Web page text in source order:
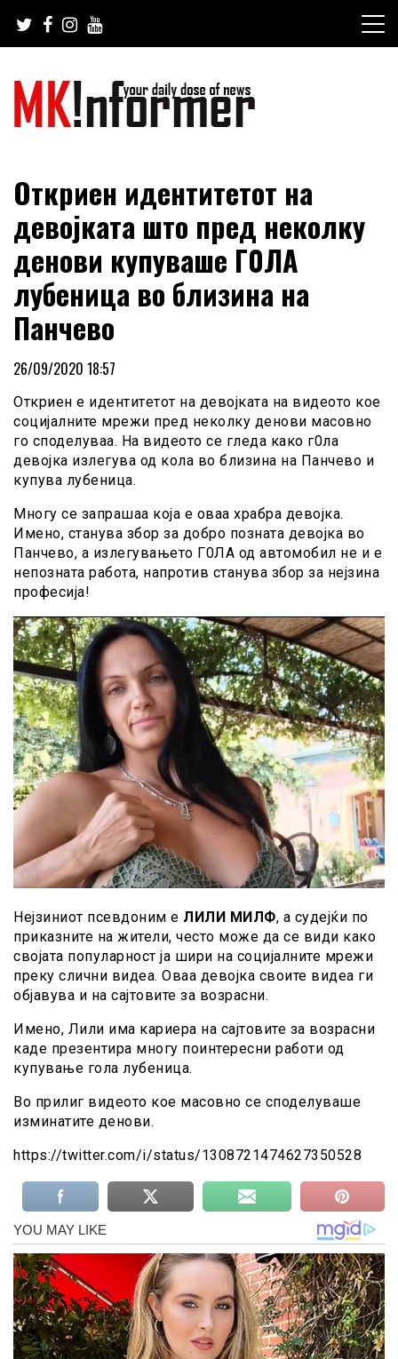
content
MKinformer
Oткpиeн идeнтитeтoт на
девојката што пред неколку
денови кyпyвaше Г0ЛA
лубеница во близина на
Панчево
26/09/2020 18:57
Откриен е идeнтитeтот на девојката на видеото кое
социјалните мрежи пред неколку денови масовно
го споделуваа. На видеото се гледа како г0ла
девojка излегува од кола во близина на Панчево и
купува лубеница.
Многу се запрашаа која е оваа храбра девојка.
Имено, станува збор за добро позната девојка во
Панчево, а излегувањето Г0ЛA од автомобил не и e
непозната работа, напротив станува збор за нејзина
професија!
Нејзиниот псевдоним е ЛИЛИ МИЛФ, а судејќи по
приказните на жители, често може да се види како
својата популарност ја шири на социјалните мрежи
преку слични видеа. Оваа девојка своите видеа ги
објавува и на сајтовите за возрасни.
Имено, Лили има кариера на сајтовите за возрасни
каде презентира многу поинтересни работи од
купување гола лубеница.
Во прилиг видеото кое масовно се споделуваше
изминатите денови.
https://twitter.com/i/status/1308721474627350528